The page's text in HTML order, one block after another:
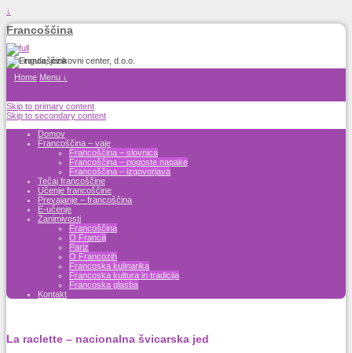
↓
Francoščina
Home Menu ↓
Skip to primary content
Skip to secondary content
Domov
Francoščina – vaje
Francoščina – slovnica
Francoščina – pogoste napake
Francoščina – izgovorjava
Tečaj francoščine
Učenje francoščine
Prevajanje – francoščina
E-učenje
Zanimivosti
Francoščina
O Franciji
Pariz
O Francozih
Francoska kulinarika
Francoska kultura in tradicija
Francoska glasba
Kontakt
La raclette – nacionalna švicarska jed